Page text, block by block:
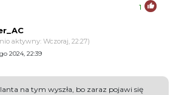
1
aktywny: Wczoraj, 22:27)
2024, 22:39
na tym wyszła, bo zaraz pojawi się